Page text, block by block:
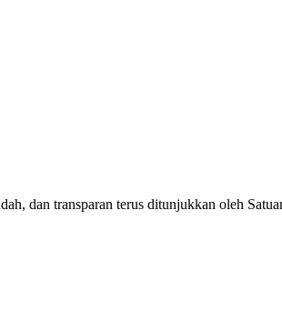
dan transparan terus ditunjukkan oleh